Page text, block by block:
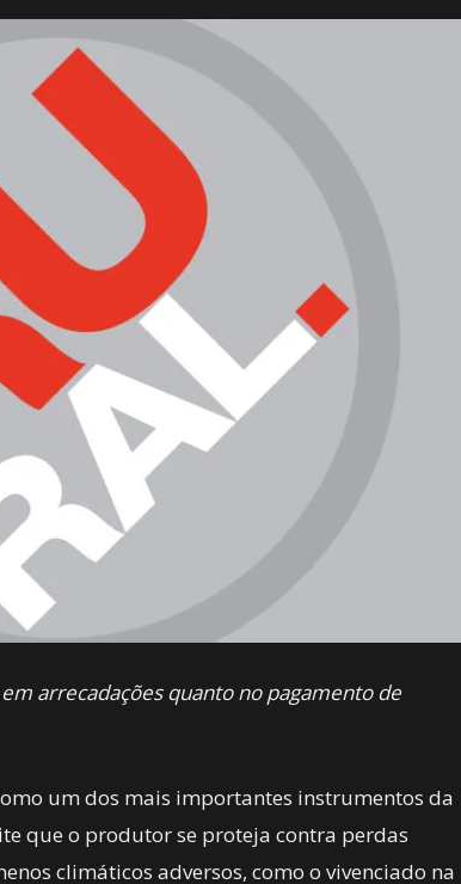
arrecadações quanto no pagamento de
um dos mais importantes instrumentos da
que o produtor se proteja contra perdas
climáticos adversos, como o vivenciado na